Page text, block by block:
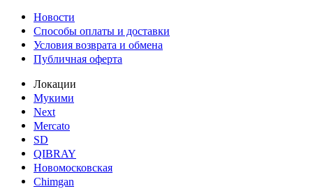
Новости
Способы оплаты и доставки
Условия возврата и обмена
Публичная оферта
Локации
Мукими
Next
Mercato
SD
QIBRAY
Новомосковская
Chimgan